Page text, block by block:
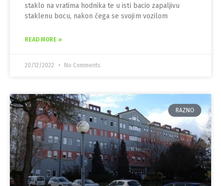
staklo na vratima hodnika te u isti bacio zapaljivu
staklenu bocu, nakon čega se svojim vozilom
READ MORE »
20/12/2022 No Comments
RAZNO